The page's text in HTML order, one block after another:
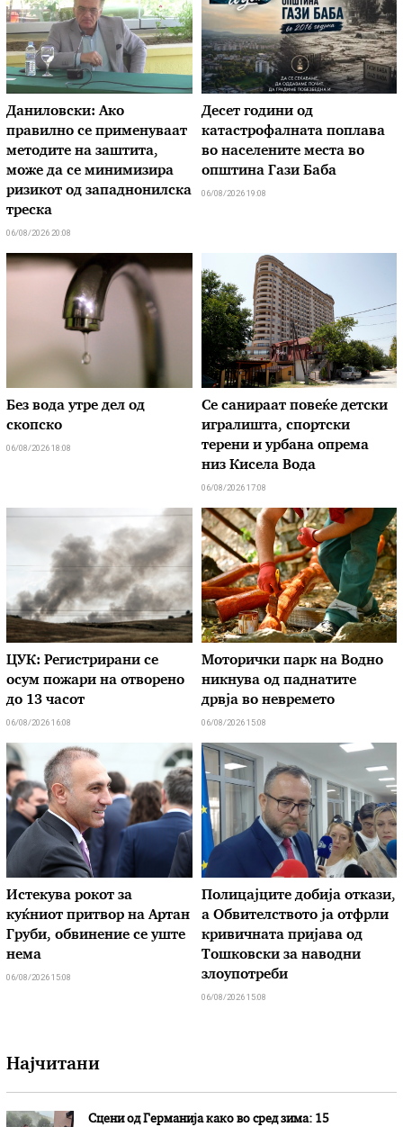
Даниловски: Ако
правилно се применуваат
методите на заштита,
може да се минимизира
ризикот од западнонилска
треска
06/08/2026 20:08
Десет години од
катастрофалната поплава
во населените места во
општина Гази Баба
06/08/2026 19:08
Без вода утре дел од
скопско
06/08/2026 18:08
Се санираат повеќе детски
игралишта, спортски
терени и урбана опрема
низ Кисела Вода
06/08/2026 17:08
ЦУК: Регистрирани се
осум пожари на отворено
до 13 часот
06/08/2026 16:08
Моторички парк на Водно
никнува од паднатите
дрвја во невремето
06/08/2026 15:08
Истекува рокот за
куќниот притвор на Артан
Груби, обвинение се уште
нема
06/08/2026 15:08
Полицајците добија откази,
а Обвителството ја отфрли
кривичната пријава од
Тошковски за наводни
злоупотреби
06/08/2026 15:08
Најчитани
Сцени од Германија како во сред зима: 15